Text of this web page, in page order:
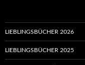
LIEBLINGSBÜCHER 2026
LIEBLINGSBÜCHER 2025